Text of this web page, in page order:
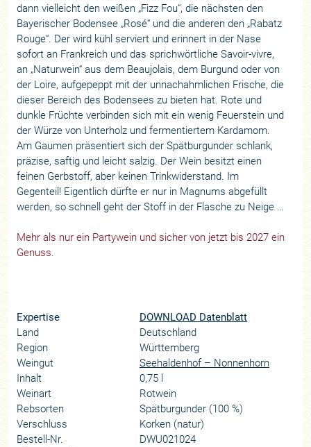
dann vielleicht den weißen „Fizz Fou“, die nächsten den
Bayerischer Bodensee „Rosé“ und die anderen den „Rabatz
Rouge“. Der wird kühl serviert und erinnert in der Nase
sofort an Frankreich und das sprichwörtliche Savoir-vivre,
an „Naturwein“ aus dem Beaujolais, dem Burgund oder von
der Loire, aufgepeppt mit der unnachahmlichen Frische, die
dieser Bereich des Bodensees zu bieten hat. Rote und
dunkle Früchte verbinden sich mit ein wenig Feuerstein und
der Würze von Unterholz und fermentiertem Kardamom.
Am Gaumen präsentiert sich der Spätburgunder schlank,
präzise, saftig und leicht salzig. Der Wein besitzt einen
feinen Gerbstoff, aber keinen Trinkwiderstand. Im
Gegenteil! Eigentlich dürfte er nur in Magnums abgefüllt
werden, so schnell geht der Stoff in der Flasche zu Neige …
Mehr als nur ein Partywein und sicher von jetzt bis 2027 ein
Genuss.
Expertise
DOWNLOAD Datenblatt
Land
Deutschland
Region
Württemberg
Weingut
Seehaldenhof – Nonnenhorn
Inhalt
0,75 l
Weinart
Rotwein
Rebsorten
Spätburgunder (100 %)
Verschluss
Korken (natur)
Bestell-Nr.
DWU021024